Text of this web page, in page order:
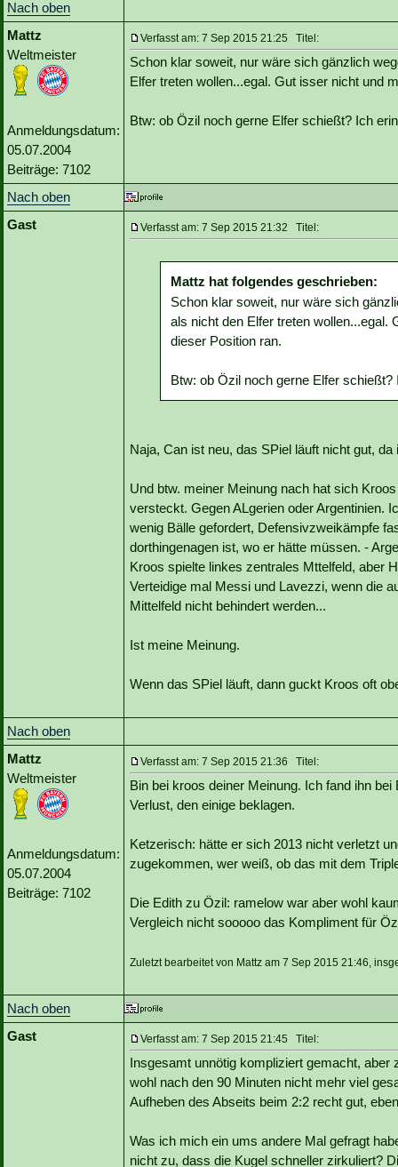
Nach oben
Mattz
Weltmeister
Anmeldungsdatum:
05.07.2004
Beiträge: 7102
Verfasst am: 7 Sep 2015 21:25 Titel:
Schon klar soweit, nur wäre sich gänzlich
Elfer treten wollen...egal. Gut isser nicht und
Btw: ob Özil noch gerne Elfer schießt? Ich
Nach oben
Gast
Verfasst am: 7 Sep 2015 21:32 Titel:
Mattz hat folgendes geschrieben:
Schon klar soweit, nur wäre sich
als nicht den Elfer treten wollen...egal.
dieser Position ran.
Btw: ob Özil noch gerne Elfer
Naja, Can ist neu, das SPiel läuft nicht gut,
Und btw. meiner Meinung nach hat sich
versteckt. Gegen ALgerien oder Argentinien.
wenig Bälle gefordert, Defensivzweikämpfe
dorthingenagen ist, wo er hätte müssen. -
Kroos spielte linkes zentrales Mttelfeld, aber
Verteidige mal Messi und Lavezzi, wenn die
Mittelfeld nicht behindert werden...
Ist meine Meinung.
Wenn das SPiel läuft, dann guckt Kroos oft
Nach oben
Mattz
Weltmeister
Anmeldungsdatum:
05.07.2004
Beiträge: 7102
Verfasst am: 7 Sep 2015 21:36 Titel:
Bin bei kroos deiner Meinung. Ich fand ihn
Verlust, den einige beklagen.
Ketzerisch: hätte er sich 2013 nicht verletzt
zugekommen, wer weiß, ob das mit dem
Die Edith zu Özil: ramelow war aber wohl
Vergleich nicht sooooo das Kompliment für
Zuletzt bearbeitet von Mattz am 7 Sep 2015 21:46,
Nach oben
Gast
Verfasst am: 7 Sep 2015 21:45 Titel:
Insgesamt unnötig kompliziert gemacht,
wohl nach den 90 Minuten nicht mehr viel
Aufheben des Abseits beim 2:2 recht gut,
Was ich mich ein ums andere Mal gefragt
nicht zu, dass die Kugel schneller zirkuliert?